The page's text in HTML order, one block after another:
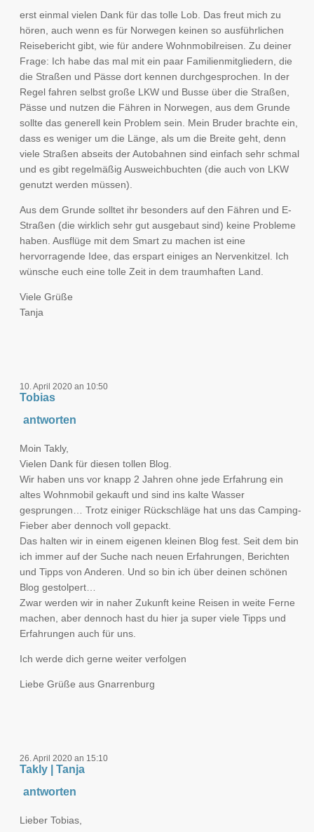
erst einmal vielen Dank für das tolle Lob. Das freut mich zu
hören, auch wenn es für Norwegen keinen so ausführlichen
Reisebericht gibt, wie für andere Wohnmobilreisen. Zu deiner
Frage: Ich habe das mal mit ein paar Familienmitgliedern, die
die Straßen und Pässe dort kennen durchgesprochen. In der
Regel fahren selbst große LKW und Busse über die Straßen,
Pässe und nutzen die Fähren in Norwegen, aus dem Grunde
sollte das generell kein Problem sein. Mein Bruder brachte ein,
dass es weniger um die Länge, als um die Breite geht, denn
viele Straßen abseits der Autobahnen sind einfach sehr schmal
und es gibt regelmäßig Ausweichbuchten (die auch von LKW
genutzt werden müssen).
Aus dem Grunde solltet ihr besonders auf den Fähren und E-
Straßen (die wirklich sehr gut ausgebaut sind) keine Probleme
haben. Ausflüge mit dem Smart zu machen ist eine
hervorragende Idee, das erspart einiges an Nervenkitzel. Ich
wünsche euch eine tolle Zeit in dem traumhaften Land.
Viele Grüße
Tanja
10. April 2020 an 10:50
Tobias
antworten
Moin Takly,
Vielen Dank für diesen tollen Blog.
Wir haben uns vor knapp 2 Jahren ohne jede Erfahrung ein
altes Wohnmobil gekauft und sind ins kalte Wasser
gesprungen… Trotz einiger Rückschläge hat uns das Camping-
Fieber aber dennoch voll gepackt.
Das halten wir in einem eigenen kleinen Blog fest. Seit dem bin
ich immer auf der Suche nach neuen Erfahrungen, Berichten
und Tipps von Anderen. Und so bin ich über deinen schönen
Blog gestolpert…
Zwar werden wir in naher Zukunft keine Reisen in weite Ferne
machen, aber dennoch hast du hier ja super viele Tipps und
Erfahrungen auch für uns.
Ich werde dich gerne weiter verfolgen
Liebe Grüße aus Gnarrenburg
26. April 2020 an 15:10
Takly | Tanja
antworten
Lieber Tobias,